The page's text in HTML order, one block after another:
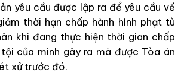
yêu cầu được lập ra để yêu cầu về
thời hạn chấp hành hình phạt tù
khi đang thực hiện thời gian chấp
của mình gây ra mà được Tòa án
xử trước đó.